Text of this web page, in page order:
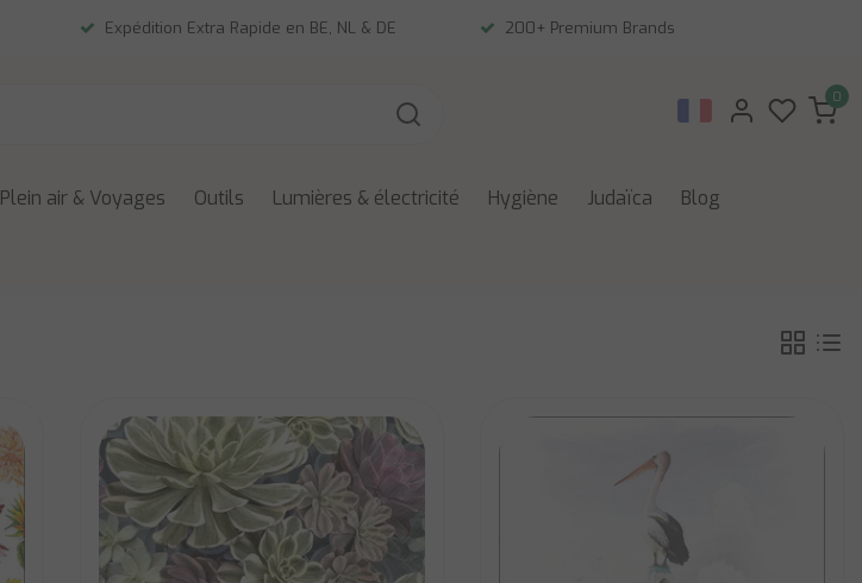
Expédition Extra Rapide en BE, NL & DE 200+ Premium Brands
0
Plein air & Voyages Outils Lumières & électricité Hygiène Judaïca Blog